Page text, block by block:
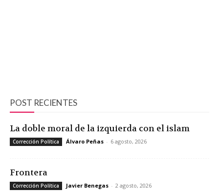
POST RECIENTES
La doble moral de la izquierda con el islam
Corrección Política Álvaro Peñas - 6 agosto, 2026
Frontera
Corrección Política Javier Benegas - 2 agosto, 2026